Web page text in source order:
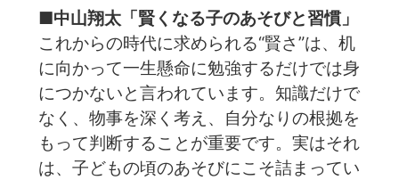
■中山翔太「賢くなる子のあそびと習慣」
これからの時代に求められる“賢さ”は、机
に向かって一生懸命に勉強するだけでは身
につかないと言われています。知識だけで
なく、物事を深く考え、自分なりの根拠を
もって判断することが重要です。実はそれ
は、子どもの頃のあそびにこそ詰まってい